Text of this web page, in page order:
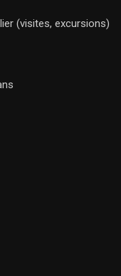
(visites, excursions)